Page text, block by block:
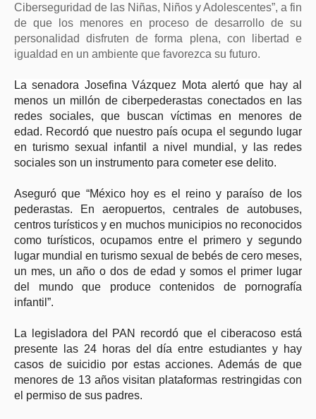
Ciberseguridad de las Niñas, Niños y Adolescentes”, a fin
de que los menores en proceso de desarrollo de su
personalidad disfruten de forma plena, con libertad e
igualdad en un ambiente que favorezca su futuro.
La senadora Josefina Vázquez Mota alertó que hay al
menos un millón de ciberpederastas conectados en las
redes sociales, que buscan víctimas en menores de
edad. Recordó que nuestro país ocupa el segundo lugar
en turismo sexual infantil a nivel mundial, y las redes
sociales son un instrumento para cometer ese delito.
Aseguró que “México hoy es el reino y paraíso de los
pederastas. En aeropuertos, centrales de autobuses,
centros turísticos y en muchos municipios no reconocidos
como turísticos, ocupamos entre el primero y segundo
lugar mundial en turismo sexual de bebés de cero meses,
un mes, un año o dos de edad y somos el primer lugar
del mundo que produce contenidos de pornografía
infantil”.
La legisladora del PAN recordó que el ciberacoso está
presente las 24 horas del día entre estudiantes y hay
casos de suicidio por estas acciones. Además de que
menores de 13 años visitan plataformas restringidas con
el permiso de sus padres.